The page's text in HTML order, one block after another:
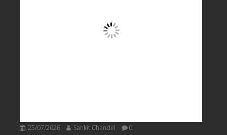
25/07/2026 Sankit Chandel 0